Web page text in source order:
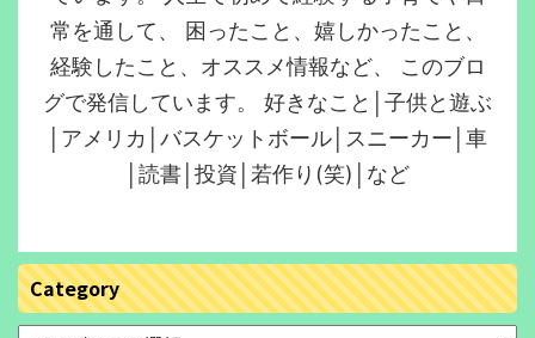
常を通して、 困ったこと、嬉しかったこと、
経験したこと、オススメ情報など、 このブロ
グで発信しています。 好きなこと│子供と遊ぶ
│アメリカ│バスケットボール│スニーカー│車
│読書│投資│若作り(笑)│など
Category